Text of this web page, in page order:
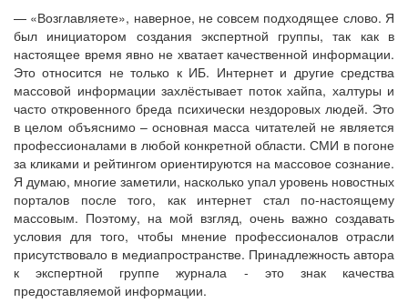
— «Возглавляете», наверное, не совсем подходящее слово. Я
был инициатором создания экспертной группы, так как в
настоящее время явно не хватает качественной информации.
Это относится не только к ИБ. Интернет и другие средства
массовой информации захлёстывает поток хайпа, халтуры и
часто откровенного бреда психически нездоровых людей. Это
в целом объяснимо – основная масса читателей не является
профессионалами в любой конкретной области. СМИ в погоне
за кликами и рейтингом ориентируются на массовое сознание.
Я думаю, многие заметили, насколько упал уровень новостных
порталов после того, как интернет стал по-настоящему
массовым. Поэтому, на мой взгляд, очень важно создавать
условия для того, чтобы мнение профессионалов отрасли
присутствовало в медиапространстве. Принадлежность автора
к экспертной группе журнала - это знак качества
предоставляемой информации.